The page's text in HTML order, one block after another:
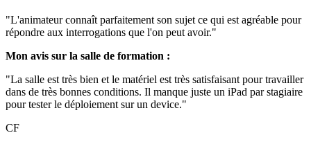
"L'animateur connaît parfaitement son sujet ce qui est agréable pour
répondre aux interrogations que l'on peut avoir."
Mon avis sur la salle de formation :
"La salle est très bien et le matériel est très satisfaisant pour travailler
dans de très bonnes conditions. Il manque juste un iPad par stagiaire
pour tester le déploiement sur un device."
CF